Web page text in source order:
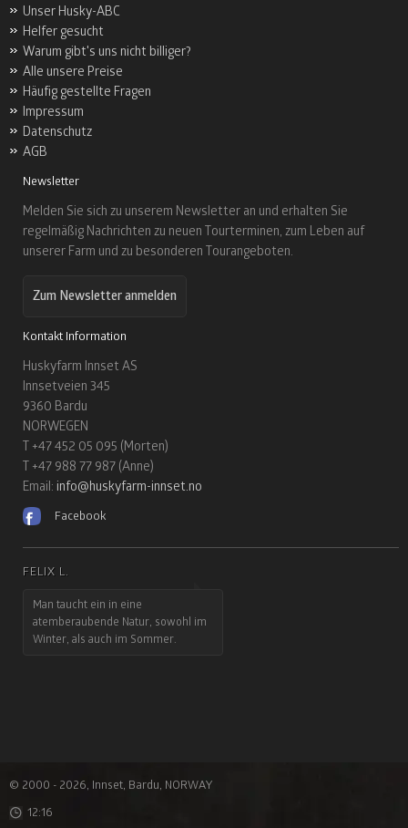
Unser Husky-ABC
Helfer gesucht
Warum gibt's uns nicht billiger?
Alle unsere Preise
Häufig gestellte Fragen
Impressum
Datenschutz
AGB
Newsletter
Melden Sie sich zu unserem Newsletter an und erhalten Sie
regelmäßig Nachrichten zu neuen Tourterminen, zum Leben auf
unserer Farm und zu besonderen Tourangeboten.
Zum Newsletter anmelden
Kontakt Information
Huskyfarm Innset AS
Innsetveien 345
9360 Bardu
NORWEGEN
T +47 452 05 095 (Morten)
T +47 988 77 987 (Anne)
Email: info@huskyfarm-innset.no
Facebook
TILL GOTTBRATH
Die Hunde setzen dem
Naturerlebnis die Krone auf
© 2000 - 2026, Innset, Bardu, NORWAY
12:16